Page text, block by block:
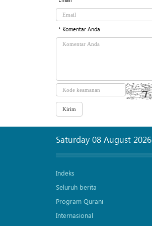
* Komentar Anda
Saturday 08 August 2026
Indeks
Seluruh berita
Program Qurani
Internasional